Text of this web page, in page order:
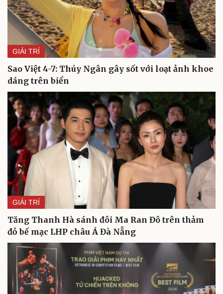
Kể chuyện cho bé
Hạt giống tâm hồn
GIẢI TRÍ
Sao Việt 4-7: Thúy Ngân gây sốt với loạt ảnh khoe
dáng trên biển
GIẢI TRÍ
Tăng Thanh Hà sánh đôi Ma Ran Đô trên thảm
đỏ bế mạc LHP châu Á Đà Nẵng